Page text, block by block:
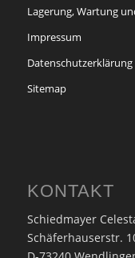
Lagerung, Wartung
Impressum
Datenschutzerklärung
Sitemap
KONTAKT
Schiedmayer
Schäferhauserstr.